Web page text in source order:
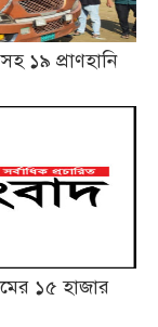
১৯ প্রাণহানি
১৫ হাজার